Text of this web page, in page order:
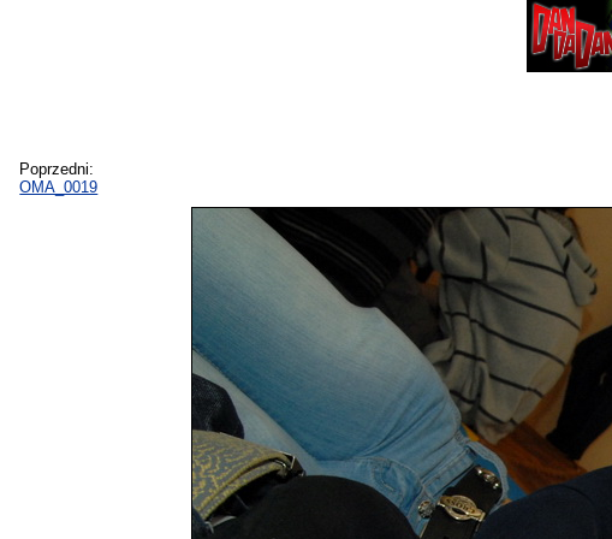
Poprzedni:
OMA_0019